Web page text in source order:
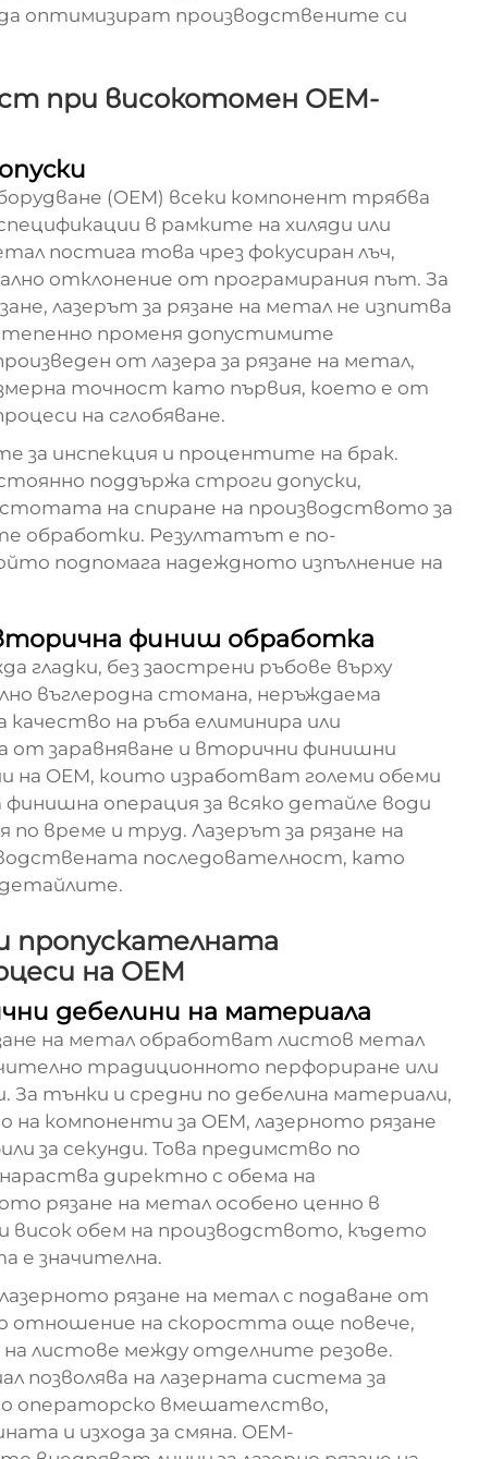
оптимизират производствените си
при високотомен OEM-
(OEM) всеки компонент трябва
в рамките на хиляди или
постига това чрез фокусиран лъч,
отклонение от програмирания път. За
лазерът за рязане на метал не изпитва
променя допустимите
от лазера за рязане на метал,
точност като първия, което е от
на сглобяване.
за инспекция и процентите на брак.
поддържа строги допуски,
на спиране на производството за
обработки. Резултатът е по-
подпомага надеждното изпълнение на
финиш обработка
гладки, без заострени ръбове върху
въглеродна стомана, неръждаема
качество на ръба елиминира или
от заравняване и вторични финишни
на OEM, които изработват големи обеми
операция за всяко детайле води
време и труд. Лазерът за рязане на
последователност, като
пропускателната
на OEM
дебелини на материала
на метал обработват листов метал
традиционното перфориране или
За тънки и средни по дебелина материали,
компоненти за OEM, лазерното рязане
за секунди. Това предимство по
директно с обема на
рязане на метал особено ценно в
висок обем на производството, където
е значителна.
рязане на метал с подаване от
отношение на скоростта още повече,
листове между отделните резове.
позволява на лазерната система за
операторско вмешателство,
и изхода за смяна. OEM-